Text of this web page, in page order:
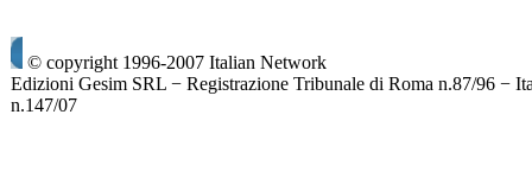
© copyright 1996-2007 Italian Network
Edizioni Gesim SRL − Registrazione Tribunale di Roma n.87/96 −
n.147/07